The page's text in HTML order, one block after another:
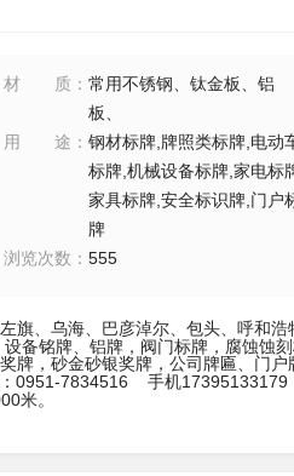
材质 ：常用不锈钢、钛金板、铝
板、
用途 ：钢材标牌,牌照类标牌,电动
标牌,机械设备标牌,家电标
家具标牌,安全标识牌,门户
牌
浏览次数 ：555
、乌海、巴彦淖尔、包头、呼和浩
备铭牌、铝牌，阀门标牌，腐蚀蚀
牌，砂金砂银奖牌，公司牌匾、门户
0951-7834516 手机17395133179
米。